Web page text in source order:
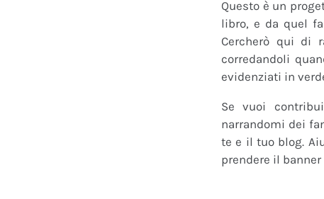
Questo è un
libro, e da quel
Cercherò qui di
corredandoli
evidenziati in
Se vuoi
narrandomi dei
te e il tuo blog.
prendere il